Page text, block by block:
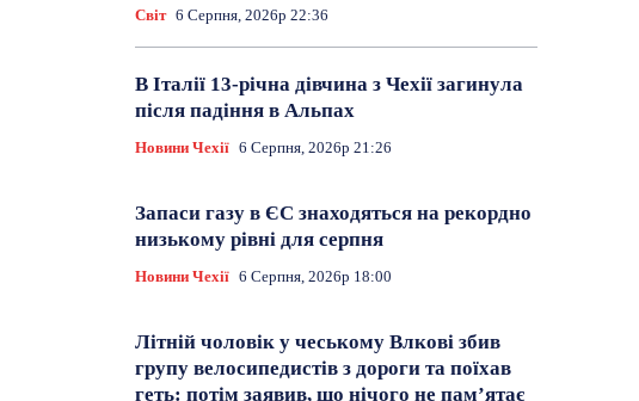
Світ 6 Серпня, 2026р 22:36
В Італії 13-річна дівчина з Чехії загинула
після падіння в Альпах
Новини Чехії 6 Серпня, 2026р 21:26
Запаси газу в ЄС знаходяться на рекордно
низькому рівні для серпня
Новини Чехії 6 Серпня, 2026р 18:00
Літній чоловік у чеському Влкові збив
групу велосипедистів з дороги та поїхав
геть: потім заявив, що нічого не пам’ятає